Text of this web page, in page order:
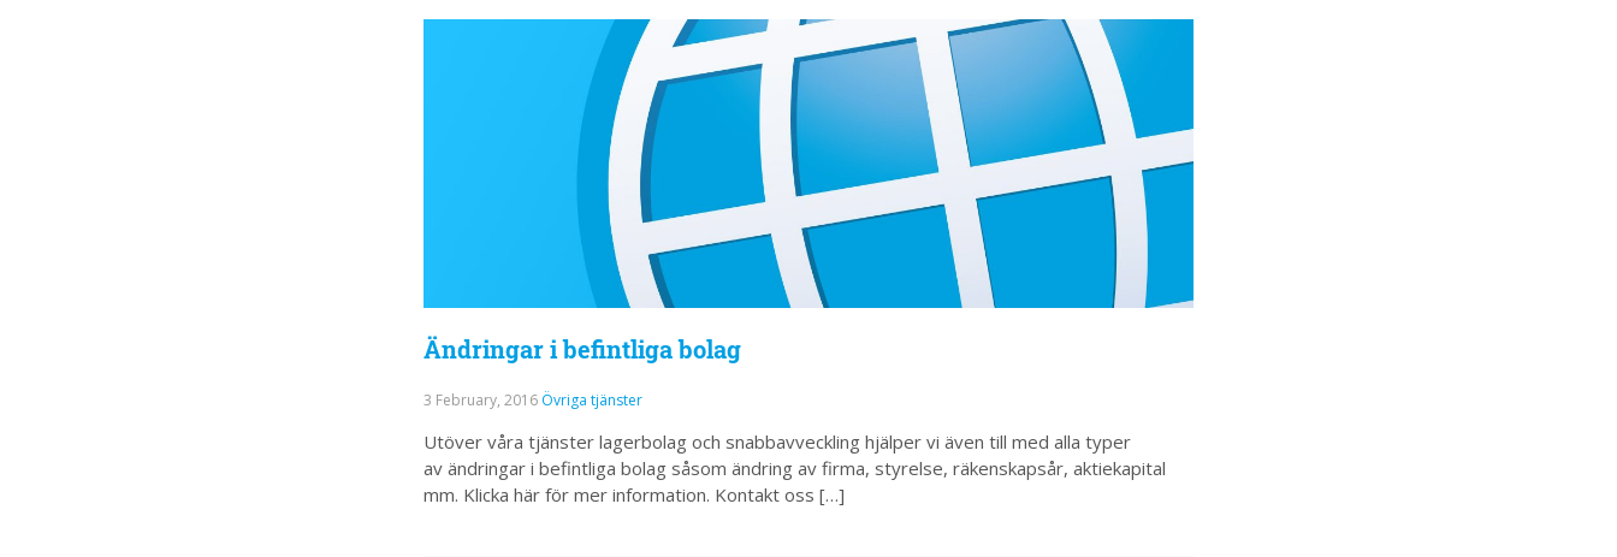
Ändringar i befintliga bolag
3 February, 2016 Övriga tjänster
Utöver våra tjänster lagerbolag och snabbavveckling hjälper vi även till med alla typer
av ändringar i befintliga bolag såsom ändring av firma, styrelse, räkenskapsår, aktiekapital
mm. Klicka här för mer information. Kontakt oss […]